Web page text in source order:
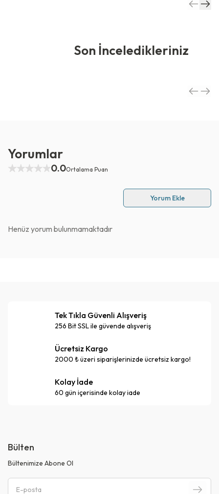
Son İnceledikleriniz
Yorumlar
0.0Ortalama Puan
Yorum Ekle
Henüz yorum bulunmamaktadır
Tek Tıkla Güvenli Alışveriş
256 Bit SSL ile güvende alışveriş
Ücretsiz Kargo
2000 ₺ üzeri siparişlerinizde ücretsiz kargo!
Kolay İade
60 gün içerisinde kolay iade
Bülten
Bültenimize Abone Ol